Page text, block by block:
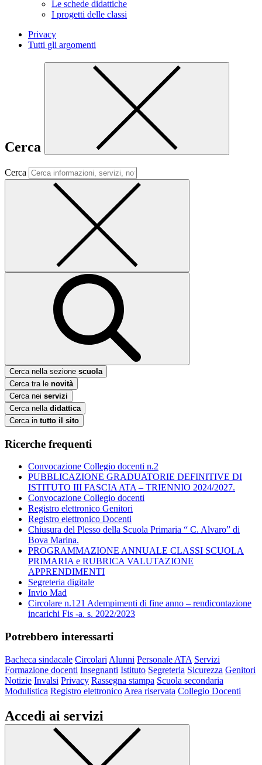
Le schede didattiche
I progetti delle classi
Privacy
Tutti gli argomenti
Cerca
Cerca
Cerca nella sezione scuola
Cerca tra le novità
Cerca nei servizi
Cerca nella didattica
Cerca in tutto il sito
Ricerche frequenti
Convocazione Collegio docenti n.2
PUBBLICAZIONE GRADUATORIE DEFINITIVE DI
ISTITUTO III FASCIA ATA – TRIENNIO 2024/2027.
Convocazione Collegio docenti
Registro elettronico Genitori
Registro elettronico Docenti
Chiusura del Plesso della Scuola Primaria “ C. Alvaro” di
Bova Marina.
PROGRAMMAZIONE ANNUALE CLASSI SCUOLA
PRIMARIA e RUBRICA VALUTAZIONE
APPRENDIMENTI
Segreteria digitale
Invio Mad
Circolare n.121 Adempimenti di fine anno – rendicontazione
incarichi Fis -a. s. 2022/2023
Potrebbero interessarti
Bacheca sindacale Circolari Alunni Personale ATA Servizi
Formazione docenti Insegnanti Istituto Segreteria Sicurezza Genitori
Notizie Invalsi Privacy Rassegna stampa Scuola secondaria
Modulistica Registro elettronico Area riservata Collegio Docenti
Accedi ai servizi